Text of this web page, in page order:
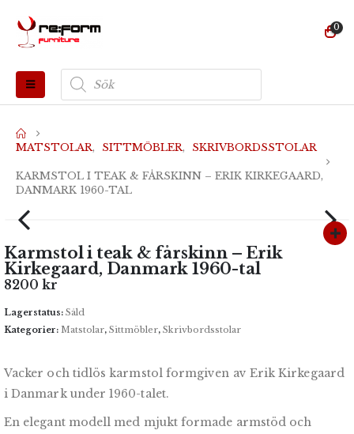
0
Produktsökning
MATSTOLAR, SITTMÖBLER, SKRIVBORDSSTOLAR
KARMSTOL I TEAK & FÅRSKINN – ERIK KIRKEGAARD,
DANMARK 1960-TAL
Karmstol i teak & fårskinn – Erik
Kirkegaard, Danmark 1960-tal
8200 kr
Lagerstatus: Såld
Kategorier: Matstolar, Sittmöbler, Skrivbordsstolar
Vacker och tidlös karmstol formgiven av Erik Kirkegaard
i Danmark under 1960-talet.
En elegant modell med mjukt formade armstöd och